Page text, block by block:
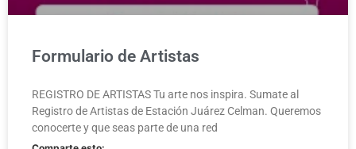
Formulario de Artistas
REGISTRO DE ARTISTAS Tu arte nos inspira. Sumate al
Registro de Artistas de Estación Juárez Celman. Queremos
conocerte y que seas parte de una red